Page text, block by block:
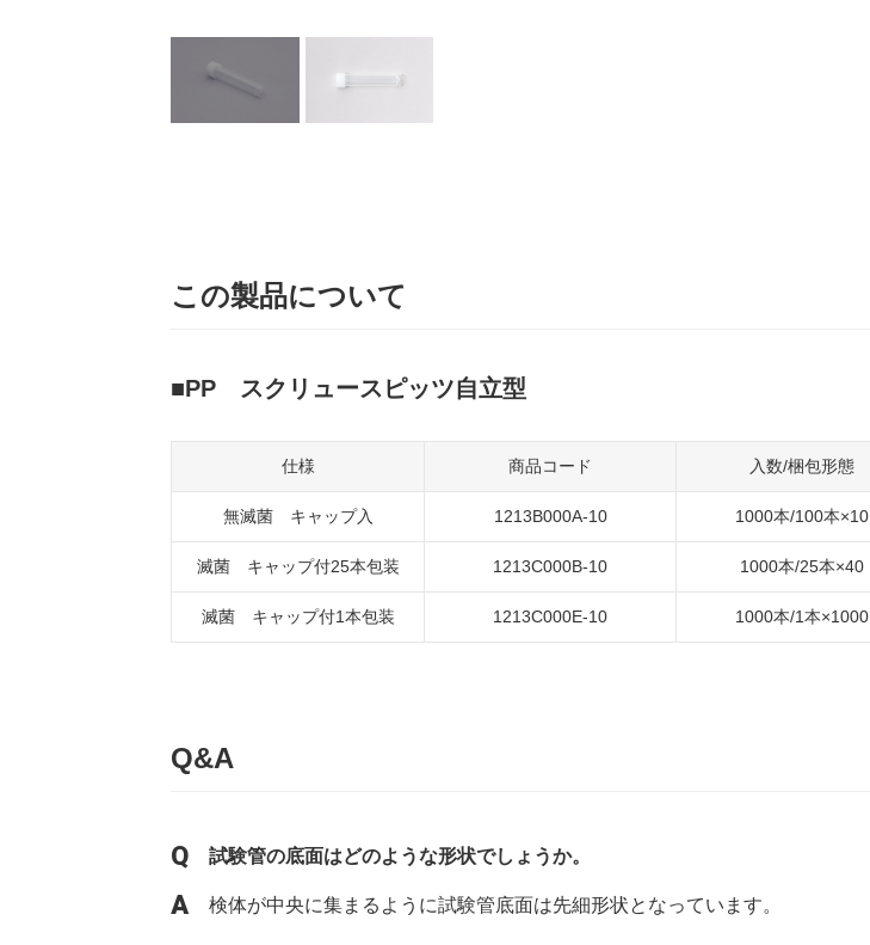
この製品について
PP スクリュースピッツ自立型
仕様 商品コード 入数/梱包形態
無滅菌 キャップ入 1213B000A-10 1000本/100本×10
滅菌 キャップ付25本包装 1213C000B-10 1000本/25本×40
滅菌 キャップ付1本包装 1213C000E-10 1000本/1本×1000
Q&A
試験管の底面はどのような形状でしょうか。
検体が中央に集まるように試験管底面は先細形状となっています。